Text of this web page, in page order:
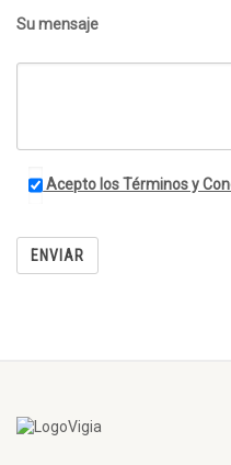
Su mensaje
Acepto los Términos y